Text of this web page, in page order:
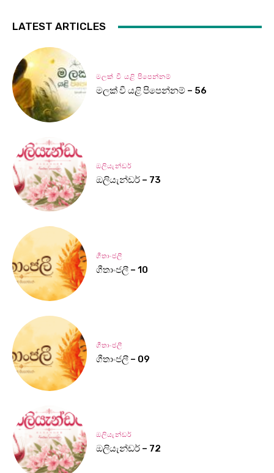
LATEST ARTICLES
මලක් වී යළි පිපෙන්නම්
මලක් වී යළි පිපෙන්නම් – 56
ඔලියැන්ඩර්
ඔලියැන්ඩර් – 73
ගීතාංජලී
ගීතාංජලී – 10
ගීතාංජලී
ගීතාංජලී – 09
ඔලියැන්ඩර්
ඔලියැන්ඩර් – 72